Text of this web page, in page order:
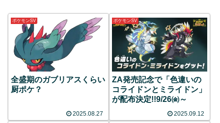
ポケモンSV
全盛期のガブリアスくらい
厨ポケ？
2025.08.27
ポケモンSV
ZA発売記念で「色違いの
コライドンとミライドン」
が配布決定!!9/26㈮～
2025.09.12